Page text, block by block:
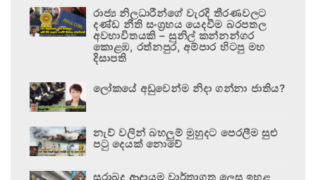
රාජ්‍ය නිලධාරීන්ගේ වැරදි තීරණවලට
දණ්ඩ නීති සංග්‍රහය යෙදවීම බරපතල
අවභාවිතයකි – සුනිල් කන්නන්ගර
කොළඹ, රත්නපුර, අම්පාර හිටපු මහ
දිසාපති
ලෝකයේ අඩුවෙන්ම නිදා ගන්නා ජාතිය?
නැව් වලින් බහලුම් මුහුදට පෙරලීම සුළු
පටු දෙයක් නොවේ
සුරාබදු ආදායම වාර්තාගත ලෙස ඉහළ